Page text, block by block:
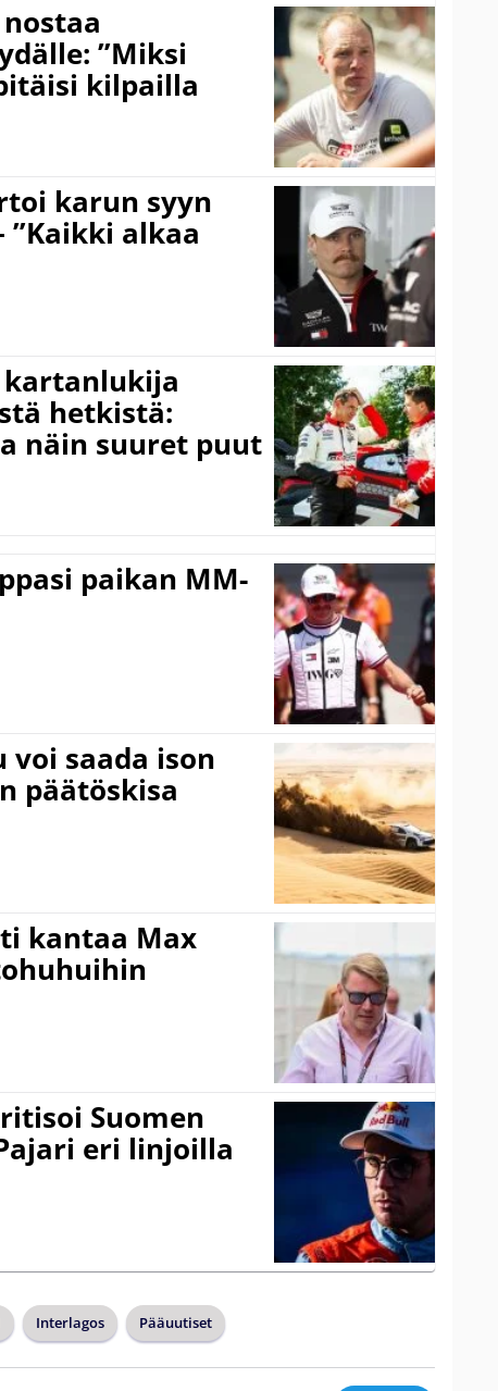
”Miksi
kilpailla
karun syyn
”Kaikki alkaa
kartanlukija
hetkistä:
näin suuret puut
paikan MM-
saada ison
päätöskisa
kantaa Max
Suomen
eri linjoilla
Interlagos Pääuutiset